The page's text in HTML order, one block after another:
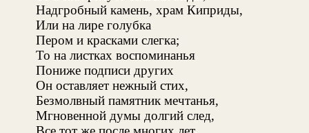
Надгробный камень, храм Киприды,
Или на лире голубка
Пером и красками слегка;
То на листках воспоминанья
Пониже подписи других
Он оставляет нежный стих,
Безмолвный памятник мечтанья,
Мгновенной думы долгий след,